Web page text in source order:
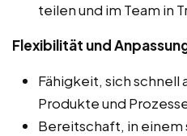
teilen und im Team in
Flexibilität und
Fähigkeit, sich schnell
Produkte und
Bereitschaft, in einem